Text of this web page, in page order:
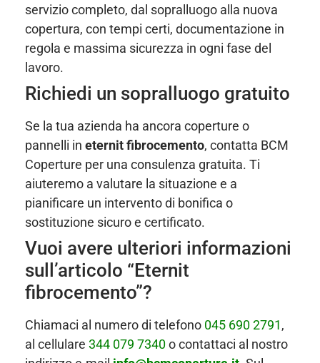
servizio completo, dal sopralluogo alla nuova
copertura, con tempi certi, documentazione in
regola e massima sicurezza in ogni fase del
lavoro.
Richiedi un sopralluogo gratuito
Se la tua azienda ha ancora coperture o
pannelli in eternit fibrocemento, contatta BCM
Coperture per una consulenza gratuita. Ti
aiuteremo a valutare la situazione e a
pianificare un intervento di bonifica o
sostituzione sicuro e certificato.
Vuoi avere ulteriori informazioni
sull’articolo “Eternit
fibrocemento”?
Chiamaci al numero di telefono 045 690 2791,
al cellulare 344 079 7340o contattaci al nostro